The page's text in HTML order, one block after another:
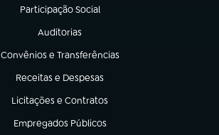
Participação Social
(abre em nova aba)
Auditorias
(abre em nova aba)
Convênios e Transferências
(abre em nova aba)
Receitas e Despesas
(abre em nova aba)
Licitações e Contratos
(abre em nova aba)
Empregados Públicos
(abre em nova aba)